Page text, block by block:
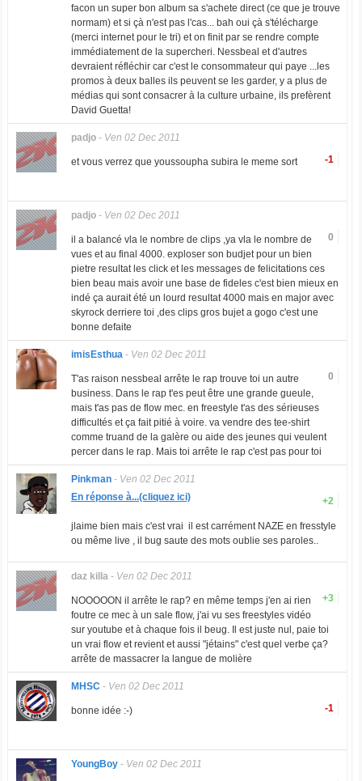
facon un super bon album sa s'achete direct (ce que je trouve
normam) et si çà n'est pas l'cas... bah oui çà s'télécharge
(merci internet pour le tri) et on finit par se rendre compte
immédiatement de la supercheri. Nessbeal et d'autres
devraient réfléchir car c'est le consommateur qui paye ...les
promos à deux balles ils peuvent se les garder, y a plus de
médias qui sont consacrer à la culture urbaine, ils prefèrent
David Guetta!
padjo- Ven 02 Dec 2011
-1
et vous verrez que youssoupha subira le meme sort
padjo- Ven 02 Dec 2011
0
il a balancé vla le nombre de clips ,ya vla le nombre de
vues et au final 4000. exploser son budjet pour un bien
pietre resultat les click et les messages de felicitations ces
bien beau mais avoir une base de fideles c'est bien mieux en
indé ça aurait été un lourd resultat 4000 mais en major avec
skyrock derriere toi ,des clips gros bujet a gogo c'est une
bonne defaite
imisEsthua- Ven 02 Dec 2011
0
T'as raison nessbeal arrête le rap trouve toi un autre
business. Dans le rap t'es peut être une grande gueule,
mais t'as pas de flow mec. en freestyle t'as des sérieuses
difficultés et ça fait pitié à voire. va vendre des tee-shirt
comme truand de la galère ou aide des jeunes qui veulent
percer dans le rap. Mais toi arrête le rap c'est pas pour toi
Pinkman- Ven 02 Dec 2011
+2
En réponse à...(cliquez ici)
jlaime bien mais c'est vrai il est carrément NAZE en fresstyle
ou même live , il bug saute des mots oublie ses paroles..
daz killa- Ven 02 Dec 2011
+3
NOOOOON il arrête le rap? en même temps j'en ai rien
foutre ce mec à un sale flow, j'ai vu ses freestyles vidéo
sur youtube et à chaque fois il beug. Il est juste nul, paie toi
un vrai flow et revient et aussi "jétains" c'est quel verbe ça?
arrête de massacrer la langue de molière
MHSC- Ven 02 Dec 2011
-1
bonne idée :-)
YoungBoy- Ven 02 Dec 2011